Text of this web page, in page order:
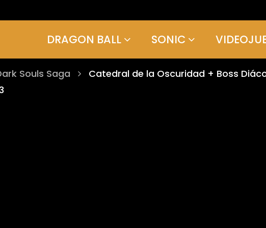
DRAGON BALL SONIC
Souls Saga
Catedral de la Oscuridad + Boss